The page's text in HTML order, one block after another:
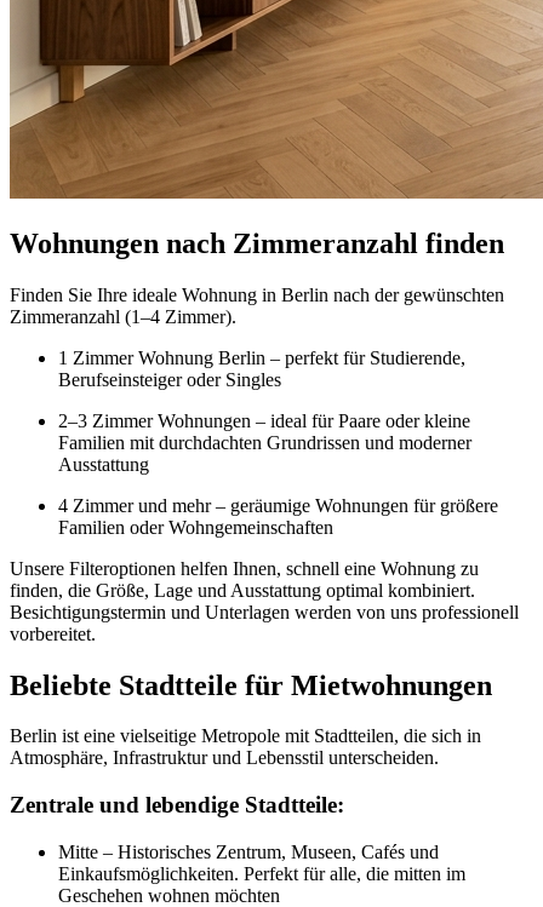
Wohnungen nach Zimmeranzahl finden
Finden Sie Ihre ideale Wohnung in Berlin nach der gewünschten
Zimmeranzahl (1–4 Zimmer).
1 Zimmer Wohnung Berlin – perfekt für Studierende,
Berufseinsteiger oder Singles
2–3 Zimmer Wohnungen – ideal für Paare oder kleine
Familien mit durchdachten Grundrissen und moderner
Ausstattung
4 Zimmer und mehr – geräumige Wohnungen für größere
Familien oder Wohngemeinschaften
Unsere Filteroptionen helfen Ihnen, schnell eine Wohnung zu
finden, die Größe, Lage und Ausstattung optimal kombiniert.
Besichtigungstermin und Unterlagen werden von uns professionell
vorbereitet.
Beliebte Stadtteile für Mietwohnungen
Berlin ist eine vielseitige Metropole mit Stadtteilen, die sich in
Atmosphäre, Infrastruktur und Lebensstil unterscheiden.
Zentrale und lebendige Stadtteile:
Mitte – Historisches Zentrum, Museen, Cafés und
Einkaufsmöglichkeiten. Perfekt für alle, die mitten im
Geschehen wohnen möchten